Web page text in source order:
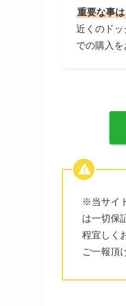
重要な事
近くのド
での購入を
※当サイ
は一切保
程宜しく
ご一報頂